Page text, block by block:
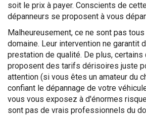
soit le prix à payer. Conscients de
dépanneurs se proposent à vous
Malheureusement, ce ne sont pas
domaine. Leur intervention ne garantit
prestation de qualité. De plus, certains
proposent des tarifs dérisoires juste
attention (si vous êtes un amateur du
confiant le dépannage de votre
vous vous exposez à d'énormes
sont pas de vrais professionnels du